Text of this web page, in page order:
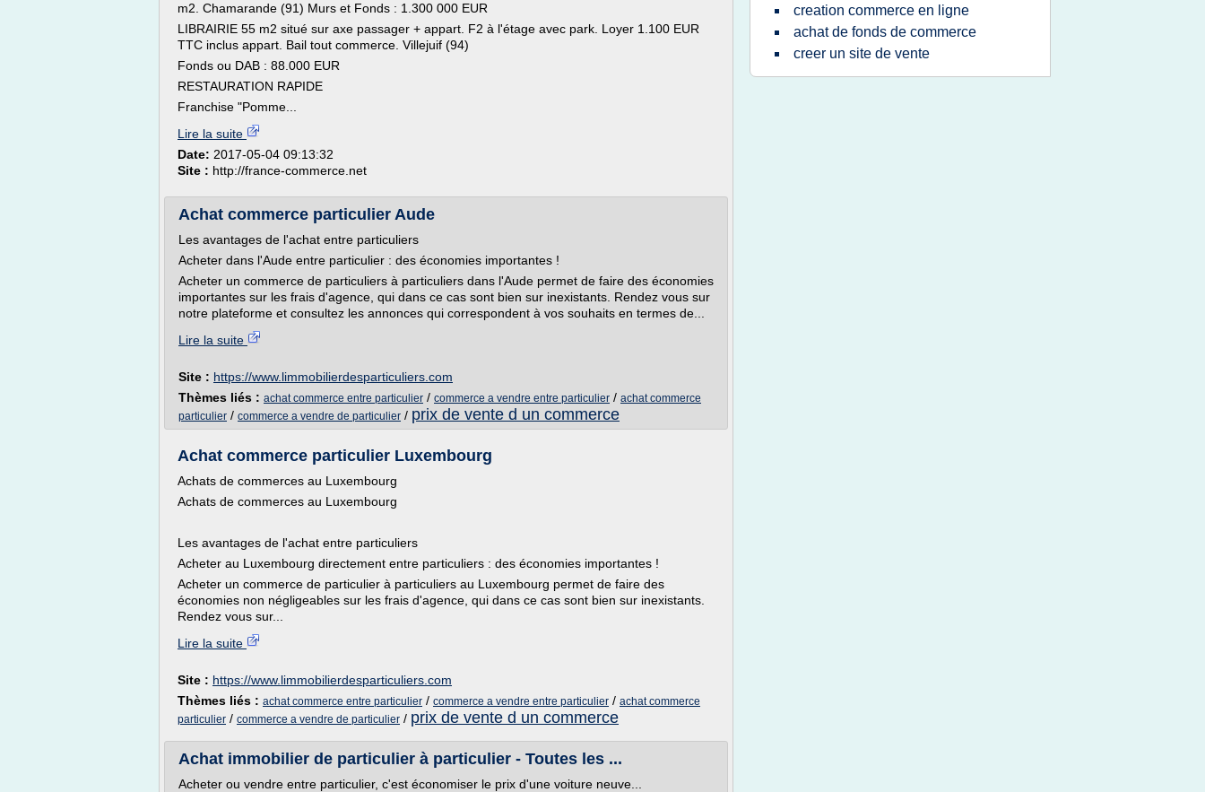
m2. Chamarande (91) Murs et Fonds : 1.300 000 EUR
LIBRAIRIE 55 m2 situé sur axe passager + appart. F2 à l'étage avec park. Loyer 1.100 EUR
TTC inclus appart. Bail tout commerce. Villejuif (94)
Fonds ou DAB : 88.000 EUR
RESTAURATION RAPIDE
Franchise "Pomme...
Lire la suite
Date: 2017-05-04 09:13:32
Site : http://france-commerce.net
Achat commerce particulier Aude
Les avantages de l'achat entre particuliers
Acheter dans l'Aude entre particulier : des économies importantes !
Acheter un commerce de particuliers à particuliers dans l'Aude permet de faire des économies
importantes sur les frais d'agence, qui dans ce cas sont bien sur inexistants. Rendez vous sur
notre plateforme et consultez les annonces qui correspondent à vos souhaits en termes de...
Lire la suite
Site : https://www.limmobilierdesparticuliers.com
Thèmes liés : achat commerce entre particulier / commerce a vendre entre particulier / achat commerce
particulier / commerce a vendre de particulier / prix de vente d un commerce
Achat commerce particulier Luxembourg
Achats de commerces au Luxembourg
Achats de commerces au Luxembourg
Les avantages de l'achat entre particuliers
Acheter au Luxembourg directement entre particuliers : des économies importantes !
Acheter un commerce de particulier à particuliers au Luxembourg permet de faire des
économies non négligeables sur les frais d'agence, qui dans ce cas sont bien sur inexistants.
Rendez vous sur...
Lire la suite
Site : https://www.limmobilierdesparticuliers.com
Thèmes liés : achat commerce entre particulier / commerce a vendre entre particulier / achat commerce
particulier / commerce a vendre de particulier / prix de vente d un commerce
Achat immobilier de particulier à particulier - Toutes les ...
Acheter ou vendre entre particulier, c'est économiser le prix d'une voiture neuve...
creation commerce en ligne
achat de fonds de commerce
creer un site de vente